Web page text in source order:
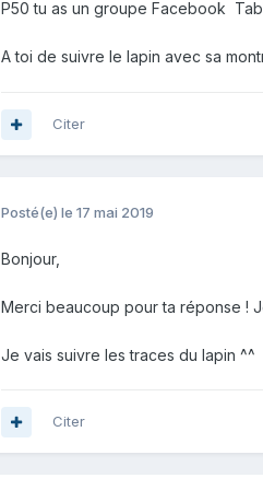
P50 tu as un groupe Facebook
A toi de suivre le lapin avec sa
Citer
Posté(e) le 17 mai 2019
Bonjour,
Merci beaucoup pour ta réponse !
Je vais suivre les traces du lapin ^^
Citer